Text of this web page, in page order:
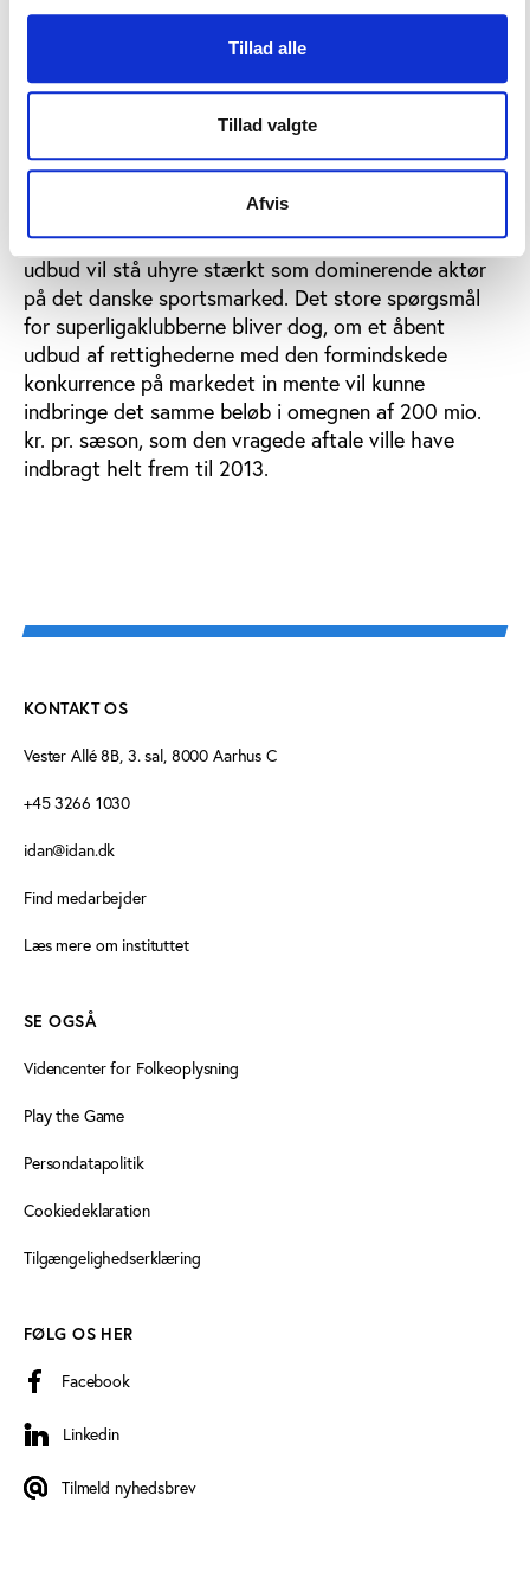
Tillad alle
Tillad valgte
Afvis
Hvis rettighederne til superligaen frem til 2009, som
alt altså tyder på, skal i udbud, sker det på et
marked, hvor konkurrenceforholdene siden
godkendelsen af konstruktionen omkring TV 2
Sport samt DR’s beslutning om helt at trække sig fra
kapløbet om sportsrettigheder.
Der er næppe tvivl om, at MTG/TV 2 Sport også i et
udbud vil stå uhyre stærkt som dominerende aktør
på det danske sportsmarked. Det store spørgsmål
for superligaklubberne bliver dog, om et åbent
udbud af rettighederne med den formindskede
konkurrence på markedet in mente vil kunne
indbringe det samme beløb i omegnen af 200 mio.
kr. pr. sæson, som den vragede aftale ville have
indbragt helt frem til 2013.
KONTAKT OS
Vester Allé 8B, 3. sal, 8000 Aarhus C
+45 3266 1030
idan@idan.dk
Find medarbejder
Læs mere om instituttet
SE OGSÅ
Videncenter for Folkeoplysning
Play the Game
Persondatapolitik
Cookiedeklaration
Tilgængelighedserklæring
FØLG OS HER
Facebook
Linkedin
Linkedin
Tilmeld nyhedsbrev
Tilmeld nyhedsbrev